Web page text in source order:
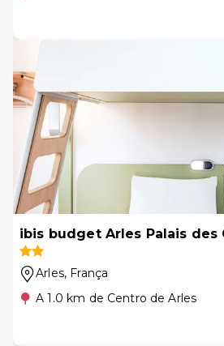
ibis budget Arles Palais des
Arles, França
A 1.0 km de Centro de Arles